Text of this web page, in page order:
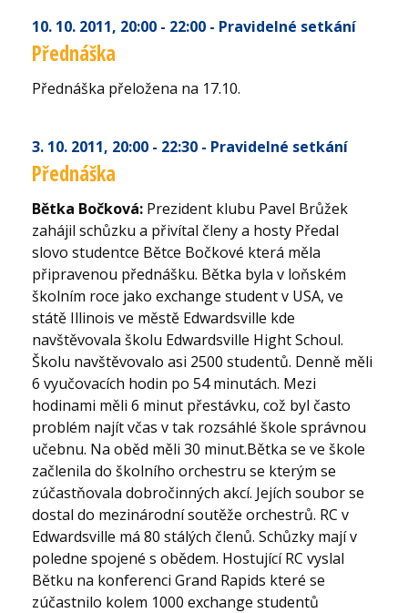
10. 10. 2011, 20:00 - 22:00 - Pravidelné setkání
Přednáška
Přednáška přeložena na 17.10.
3. 10. 2011, 20:00 - 22:30 - Pravidelné setkání
Přednáška
Bětka Bočková: Prezident klubu Pavel Brůžek
zahájil schůzku a přivítal členy a hosty Předal
slovo studentce Bětce Bočkové která měla
připravenou přednášku. Bětka byla v loňském
školním roce jako exchange student v USA, ve
státě Illinois ve městě Edwardsville kde
navštěvovala školu Edwardsville Hight Schoul.
Školu navštěvovalo asi 2500 studentů. Denně měli
6 vyučovacích hodin po 54 minutách. Mezi
hodinami měli 6 minut přestávku, což byl často
problém najít včas v tak rozsáhlé škole správnou
učebnu. Na oběd měli 30 minut.Bětka se ve škole
začlenila do školního orchestru se kterým se
zúčastňovala dobročinných akcí. Jejích soubor se
dostal do mezinárodní soutěže orchestrů. RC v
Edwardsville má 80 stálých členů. Schůzky mají v
poledne spojené s obědem. Hostující RC vyslal
Bětku na konferenci Grand Rapids které se
zúčastnilo kolem 1000 exchange studentů